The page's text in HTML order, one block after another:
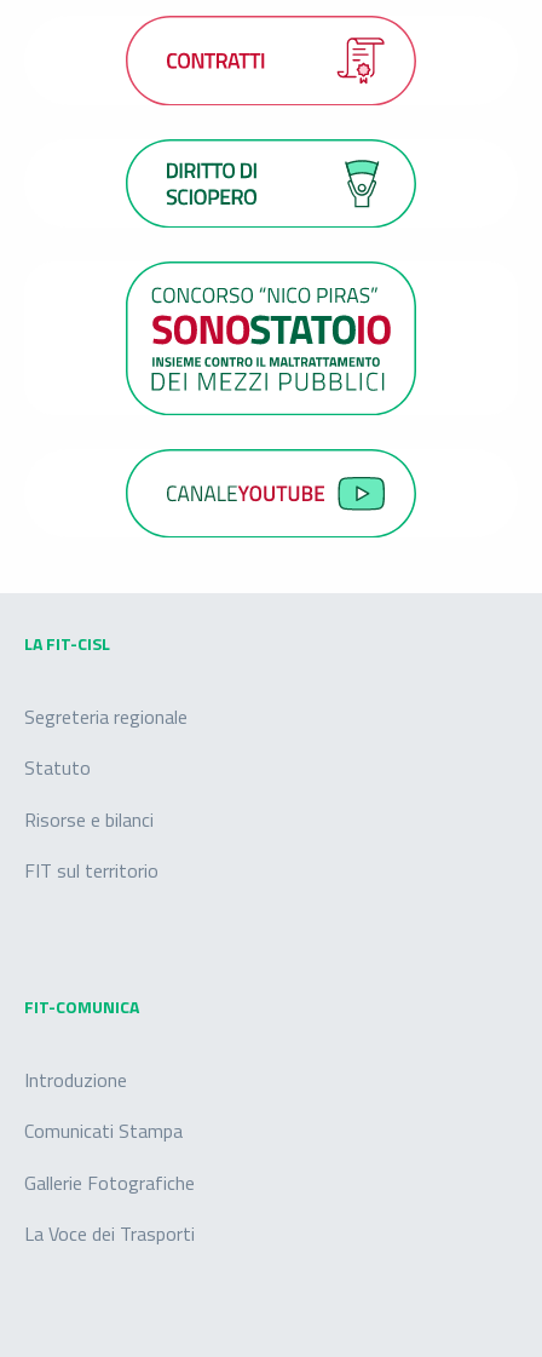
LA FIT-CISL
Segreteria regionale
Statuto
Risorse e bilanci
FIT sul territorio
FIT-COMUNICA
Introduzione
Comunicati Stampa
Gallerie Fotografiche
La Voce dei Trasporti